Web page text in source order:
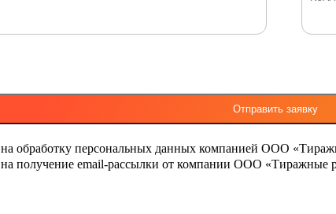
на обработку персональных данных компанией ООО
на получение email-рассылки от компании ООО «Тиражные